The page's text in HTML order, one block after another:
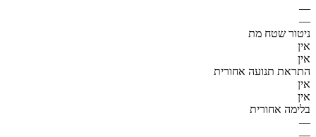
—
—
ניטור שטח מת
אין
אין
התראת תנועה אחורית
אין
אין
בלימה אחורית
—
—